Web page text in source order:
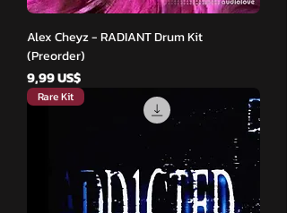
Alex Cheyz - RADIANT Drum Kit
(Preorder)
Cena
9,99 US$
Rare Kit